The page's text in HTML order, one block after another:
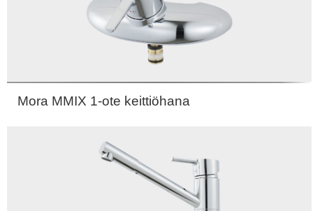
Mora MMIX 1-ote keittiöhana